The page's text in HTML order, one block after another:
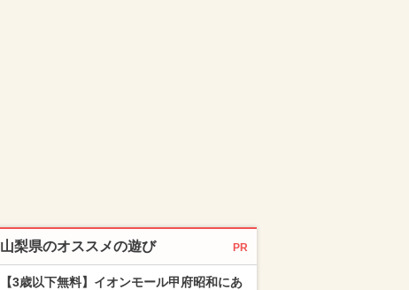
山梨県のオススメの遊び PR
【3歳以下無料】イオンモール甲府昭和にあ